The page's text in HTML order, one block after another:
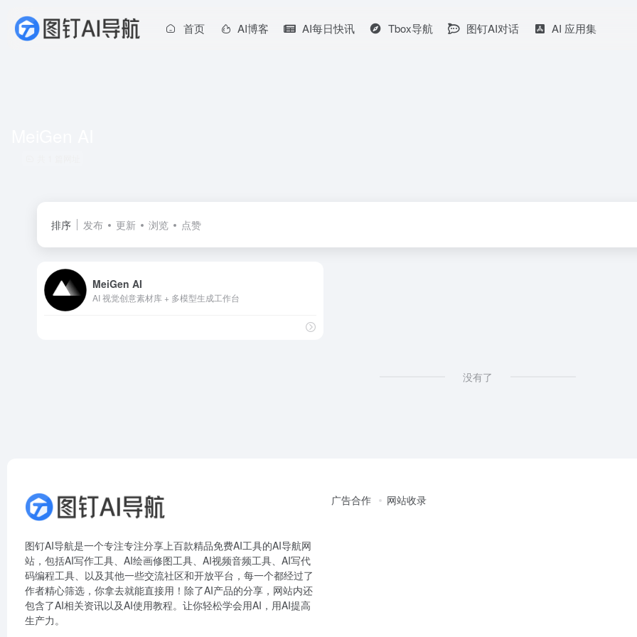
首页 AI博客 AI每日快讯 Tbox导航 图钉AI对话 AI 应用集
排序 发布 更新 浏览 点赞
MeiGen AI
AI 视觉创意素材库 + 多模型生成工作台
没有了
图钉AI导航是一个专注专注分享上百款精品免费AI工具的AI导航网
站，包括AI写作工具、AI绘画修图工具、AI视频音频工具、AI写代
码编程工具、以及其他一些交流社区和开放平台，每一个都经过了
作者精心筛选，你拿去就能直接用！除了AI产品的分享，网站内还
包含了AI相关资讯以及AI使用教程。让你轻松学会用AI，用AI提高
生产力。
广告合作 网站收录